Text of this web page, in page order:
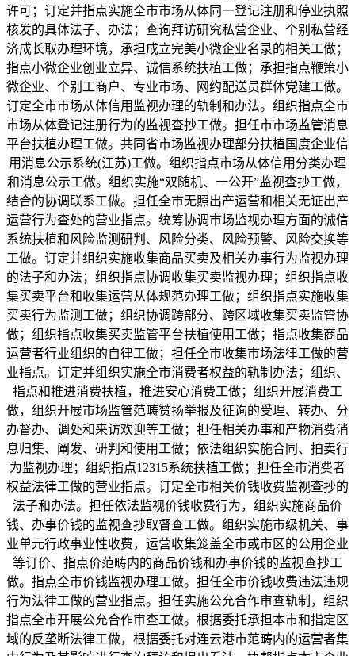
许可；订定并指点实施全市市场从体同一登记注册和停业执照
核发的具体法子、办法；查询拜访研究私营企业、个别私营经
济成长取办理环境，承担成立完美小微企业名录的相关工做；
指点小微企业创业立异、诚信系统扶植工做；承担指点鞭策小
微企业、个别工商户、专业市场、网约配送员群体党建工做。
订定全市市场从体信用监视办理的轨制和办法。组织指点全市
市场从体登记注册行为的监视查抄工做。担任市市场监管消息
平台扶植办理工做。共同省市场监视办理部分扶植国度企业信
用消息公示系统(江苏)工做。组织指点市场从体信用分类办理
和消息公示工做。组织实施“双随机、一公开”监视查抄工做，
结合的协调联系工做。担任全市无照出产运营和相关无证出产
运营行为查处的营业指点。统筹协调市场监视办理方面的诚信
系统扶植和风险监测研判、风险分类、风险预警、风险交换等
工做。订定并组织实施收集商品买卖及相关办事行为监视办理
的法子和办法；组织指点协调收集买卖监视办理；组织指点收
集买卖平台和收集运营从体规范办理工做；组织指点实施收集
买卖行为监测工做；组织协调跨部分、跨区域收集买卖监管协
做；组织指点收集买卖监管平台扶植使用工做；指点收集商品
运营者行业组织的自律工做；担任全市收集市场法律工做的营
业指点。订定并组织实施全市消费者权益的轨制办法；组织、
指点和推进消费扶植，推进安心消费工做；组织开展消费工
做，组织开展市场监管范畴赞扬举报及征询的受理、转办、分
办督办、调处和来访欢迎等工做；担任相关办事和产物消费消
息归集、阐发、研判和使用工做；依法组织实施合同、拍卖行
为监视办理；组织指点12315系统扶植工做；担任全市消费者
权益法律工做的营业指点。订定全市相关价钱收费监视查抄的
法子和办法。担任依法监视价钱收费行为，组织实施商品价
钱、办事价钱的监视查抄取督查工做。组织实施市级机关、事
业单元行政事业性收费，运营收集笼盖全市或市区的公用企业
等订价、指点价范畴内的商品价钱和办事价钱的监视查抄工
做。指点全市价钱监视办理工做。担任全市价钱收费违法违规
行为法律工做的营业指点。担任实施公允合作审查轨制，组织
指点全市开展公允合作审查工做。根据委托承担本市和指定区
域的反垄断法律工做，根据委托对连云港市范畴内的运营者集